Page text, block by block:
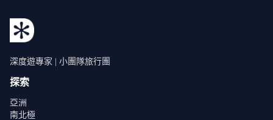
深度遊專家 | 小團隊旅行團
探索
亞洲
南北極